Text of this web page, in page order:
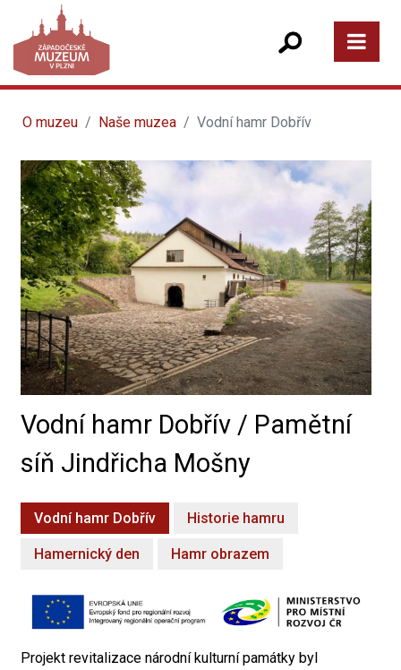
O muzeu Naše muzea Vodní hamr Dobřív
Vodní hamr Dobřív / Pamětní
síň Jindřicha Mošny
Vodní hamr Dobřív Historie hamru
Hamernický den Hamr obrazem
Projekt revitalizace národní kulturní památky byl